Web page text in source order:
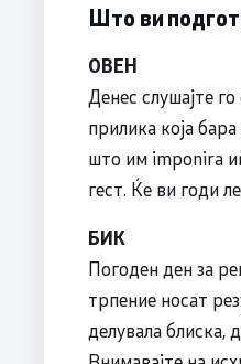
Што ви
ОВЕН
Денес слушајте
прилика која
што им imponira
гест. Ќе ви годи
БИК
Погоден ден за
трпение носат
делувала блиска,